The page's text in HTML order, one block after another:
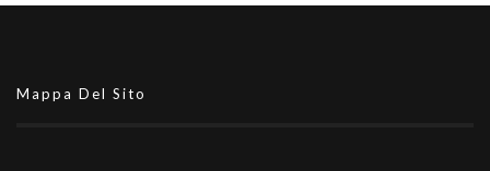
Mappa Del Sito